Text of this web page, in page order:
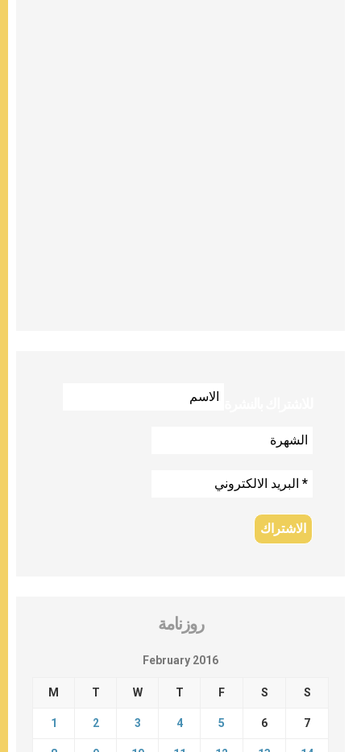
روزنامة
February 2016
M T W T F S S
1 2 3 4 5 6 7